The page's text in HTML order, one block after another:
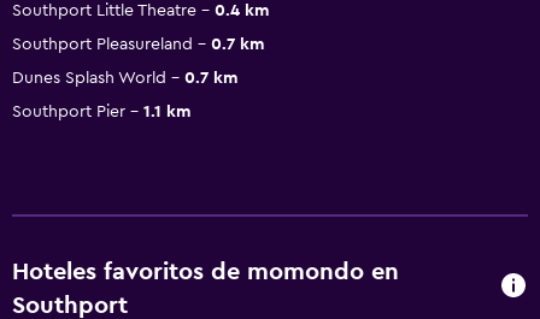
Southport Little Theatre
0.4 km
Southport Pleasureland
0.7 km
Dunes Splash World
0.7 km
Southport Pier
1.1 km
Hoteles favoritos de momondo en
Southport